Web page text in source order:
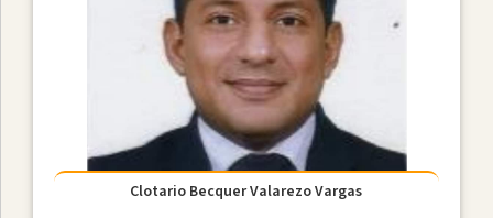
Clotario Becquer Valarezo Vargas